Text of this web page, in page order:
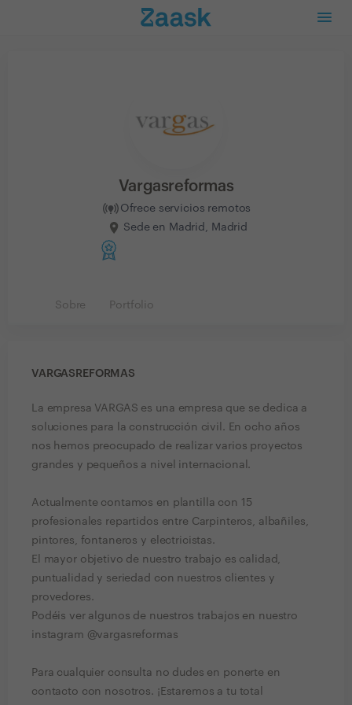
Vargasreformas
Ofrece servicios remotos
Sede en Madrid, Madrid
Sobre Portfolio
VARGASREFORMAS
La empresa VARGAS es una empresa que se dedica a
soluciones para la construcción civil. En ocho años
nos hemos preocupado de realizar varios proyectos
grandes y pequeños a nivel internacional.
Actualmente contamos en plantilla con 15
profesionales repartidos entre Carpinteros, albañiles,
pintores, fontaneros y electricistas.
El mayor objetivo de nuestro trabajo es calidad,
puntualidad y seriedad con nuestros clientes y
provedores.
Podéis ver algunos de nuestros trabajos en nuestro
instagram @vargasreformas
Para cualquier consulta no dudes en ponerte en
contacto con nosotros. ¡Estaremos a tu total